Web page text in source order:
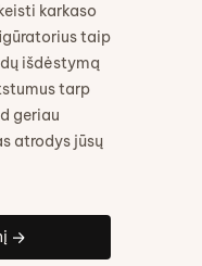
karkaso
taip
išdėstymą
tarp
geriau
atrodys jūsų